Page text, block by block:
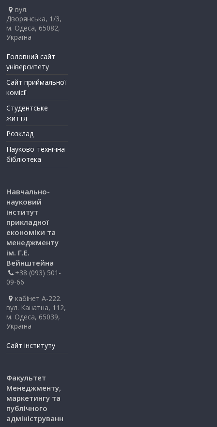
вул.
Дворянська, 1/3,
м. Одеса, 65082,
Україна
Головний сайт
університету
Сайт приймальної
комісії
Студентське
життя
Розклад
Науково-технічна
бібліотека
Навчально-
науковий
інститут
прикладної
економіки та
менеджменту
ім. Г.Е.
Вейнштейна
+38 (093) 501-
09-66
кабінет А-222.
вул. Канатна, 112,
м. Одеса, 65039,
Україна
Сайт інституту
Факультет
Менеджменту,
маркетингу та
публічного
адмініструванн